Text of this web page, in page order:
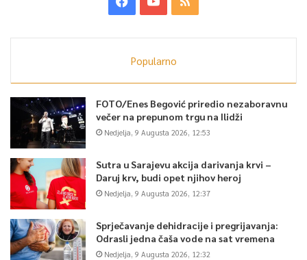
Popularno
FOTO/Enes Begović priredio nezaboravnu
večer na prepunom trgu na Ilidži
Nedjelja, 9 Augusta 2026, 12:53
Sutra u Sarajevu akcija darivanja krvi –
Daruj krv, budi opet njihov heroj
Nedjelja, 9 Augusta 2026, 12:37
Sprječavanje dehidracije i pregrijavanja:
Odrasli jedna čaša vode na sat vremena
Nedjelja, 9 Augusta 2026, 12:32